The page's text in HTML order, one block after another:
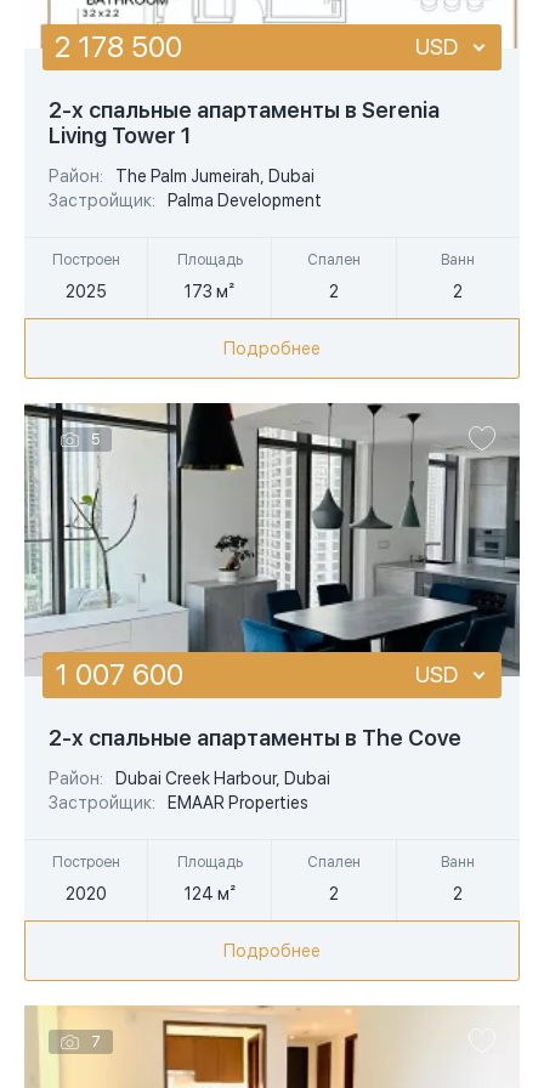
2-х спальные апартаменты в Serenia
Living Tower 1
Район:
The Palm Jumeirah, Dubai
Застройщик:
Palma Development
Построен
2025
Площадь
173 м²
Спален
2
Ванн
2
2 178 500 USD
USD
Подробнее
5
2-х спальные апартаменты в The Cove
Район:
Dubai Creek Harbour, Dubai
Застройщик:
EMAAR Properties
Построен
2020
Площадь
124 м²
Спален
2
Ванн
2
1 007 600 USD
Подробнее
7